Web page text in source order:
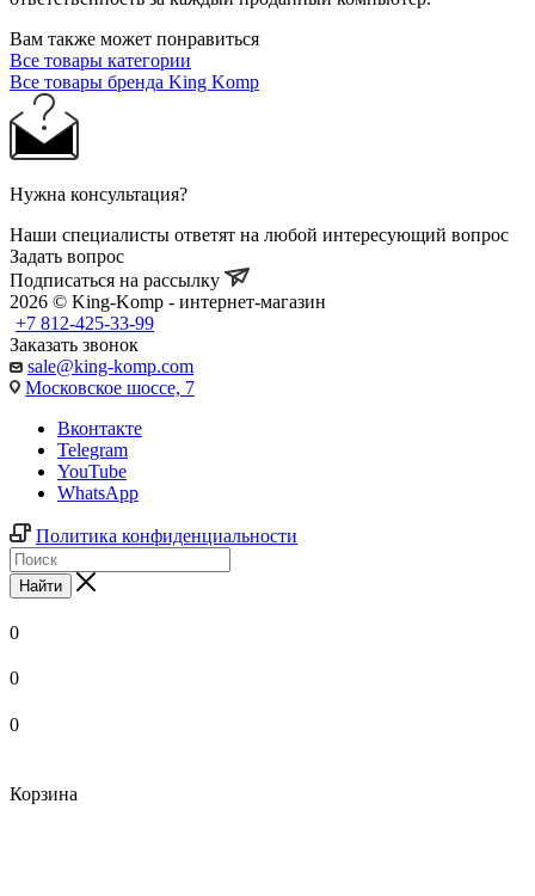
Вам также может понравиться
Все товары категории
Все товары бренда King Komp
Нужна консультация?
Наши специалисты ответят на любой интересующий вопрос
Задать вопрос
Подписаться на рассылку
2026 © King-Komp - интернет-магазин
+7 812-425-33-99
Заказать звонок
sale@king-komp.com
Московское шоссе, 7
Вконтакте
Telegram
YouTube
WhatsApp
Политика конфиденциальности
Найти
0
0
0
Корзина